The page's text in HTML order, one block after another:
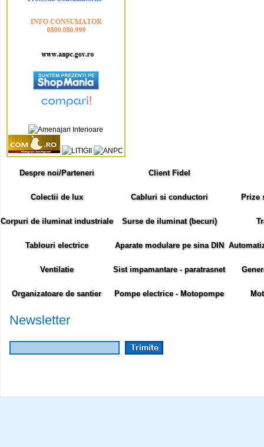
Despre noi/Parteneri Client Fidel
Colectii de lux Cabluri si conductori Prize
Corpuri de iluminat industriale Surse de iluminat (becuri)
Tablouri electrice Aparate modulare pe sina DIN
Ventilatie Sist impamantare - paratrasnet
Organizatoare de santier Pompe electrice - Motopompe
Newsletter